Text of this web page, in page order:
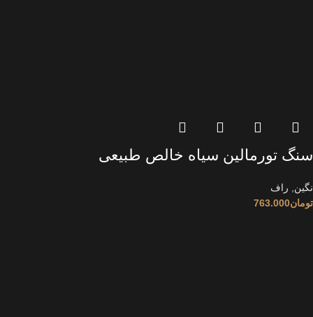
سنگ تورمالین سیاه خالص طبیعی
نگین, راف
تومان763.000